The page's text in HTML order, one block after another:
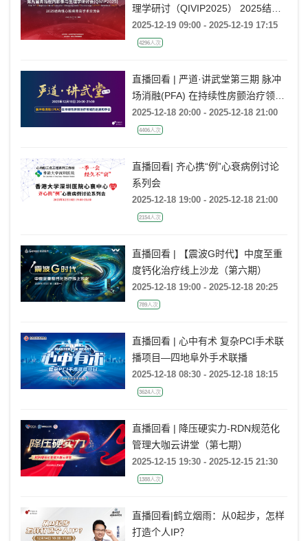
理学研讨（QIVIP2025） 2025结构
性心脏病青岛学术交流会
2025-12-19 09:00 - 2025-12-19 17:15
4296人次
直播回看 | 严道·讲武堂第三期 脉冲
场消融(PFA) 在持续性房颤治疗领域
的进展和争议
2025-12-18 20:00 - 2025-12-18 21:00
4406人次
直播回看| 齐心携“例”心衰病例讨论
系列会
2025-12-18 19:00 - 2025-12-18 21:00
2154人次
直播回看 | 【震波G时代】中度至重
度钙化治疗线上沙龙（第六期）
2025-12-18 19:00 - 2025-12-18 20:25
789人次
直播回看 | 心中有术 复杂PCI手术联
播项目—四地阜外手术联播
2025-12-18 08:30 - 2025-12-18 18:15
3624人次
直播回看 | 降压硬实力-RDN规范化
管理大咖云讲堂（第七期）
2025-12-15 19:30 - 2025-12-15 21:30
1388人次
直播回看|鹤立烟雨：从0起步，怎样
打造个人IP？